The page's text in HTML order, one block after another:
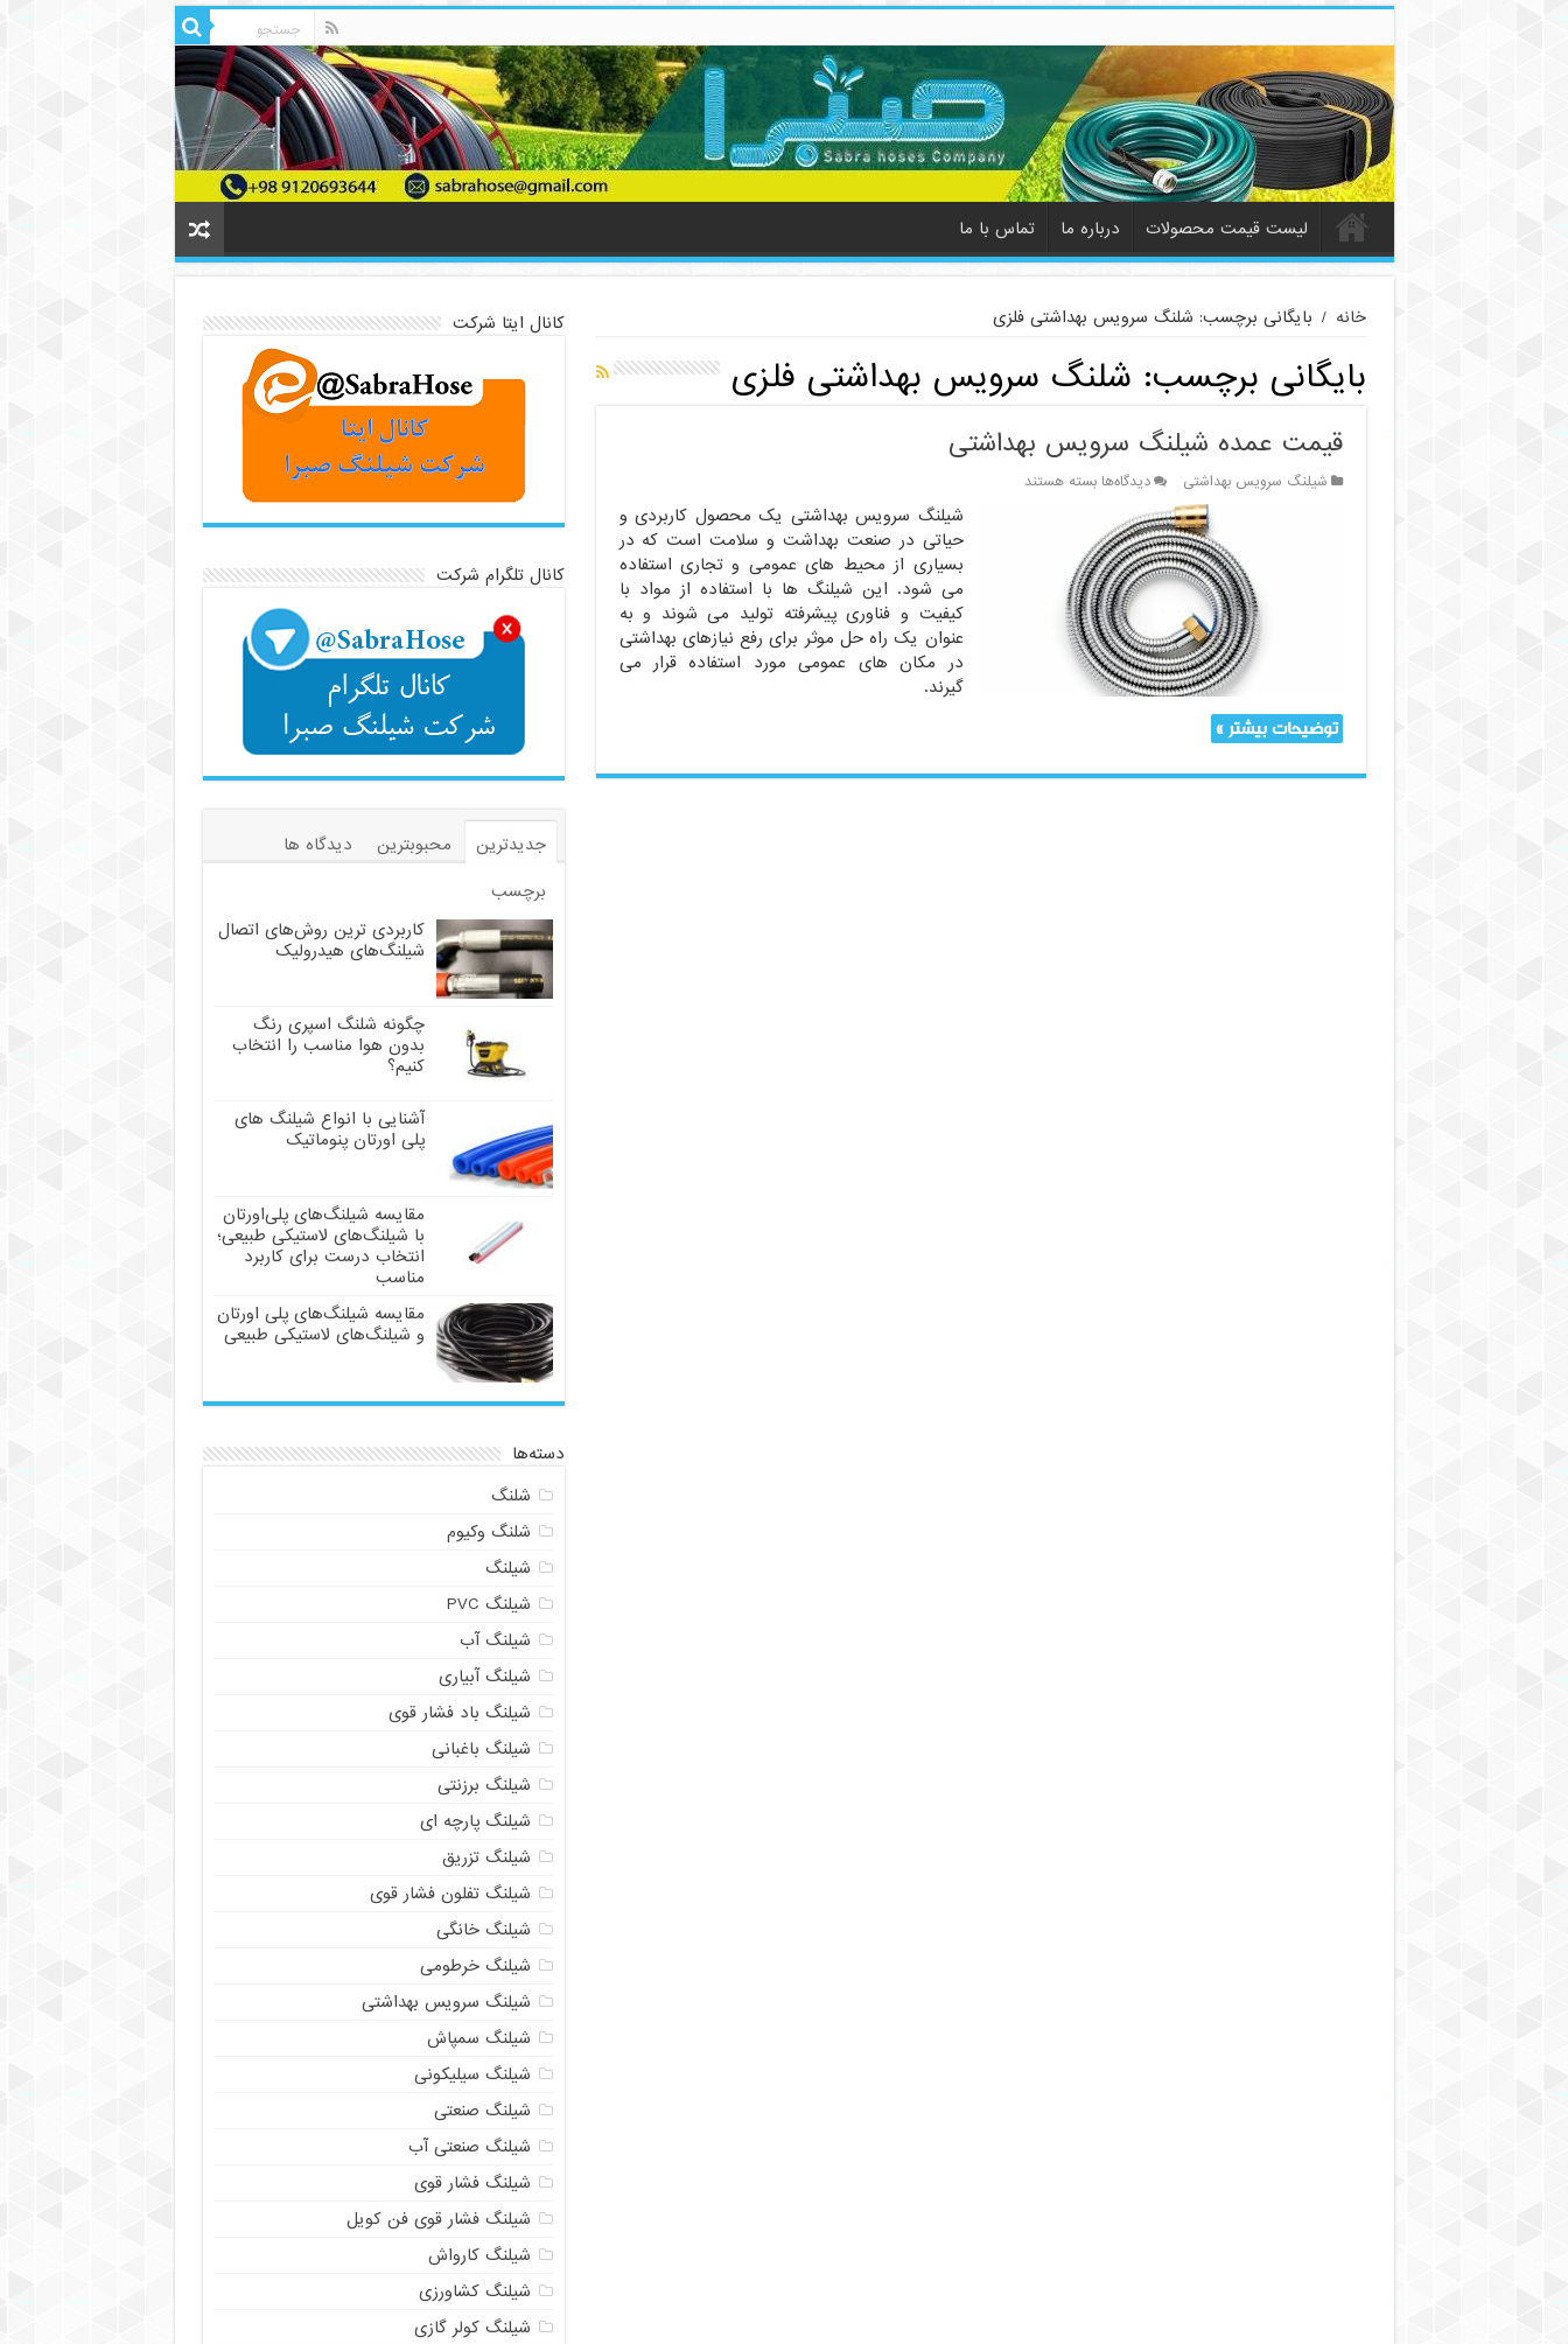
لیست قیمت محصولات درباره ما تماس با ما
خانه / بایگانی برچسب: شلنگ سرویس بهداشتی فلزی
بایگانی برچسب: شلنگ سرویس بهداشتی فلزی
قیمت عمده شیلنگ سرویس بهداشتی
شیلنگ سرویس بهداشتی دیدگاه‌هابرای
شیلنگ
سرویس
بهداشتی
بسته هستند
شیلنگ سرویس بهداشتی یک محصول کاربردی و
حیاتی در صنعت بهداشت و سلامت است که در
بسیاری از محیط های عمومی و تجاری استفاده
می شود. این شیلنگ ها با استفاده از مواد با
کیفیت و فناوری پیشرفته تولید می شوند و به
عنوان یک راه حل موثر برای رفع نیازهای بهداشتی
در مکان های عمومی مورد استفاده قرار می
گیرند.
توضیحات بیشتر »
کانال ایتا شرکت
کانال تلگرام شرکت
جدیدترین محبوبترین
دیدگاه ها
برچسب
کاربردی ترین روش‌های اتصال
شیلنگ‌های هیدرولیک
چگونه شلنگ اسپری رنگ
بدون هوا مناسب را انتخاب
کنیم؟
آشنایی با انواع شیلنگ های
پلی اورتان پنوماتیک
مقایسه شیلنگ‌های پلی‌اورتان
با شیلنگ‌های لاستیکی طبیعی؛
انتخاب درست برای کاربرد
مناسب
مقایسه شیلنگ‌های پلی اورتان
و شیلنگ‌های لاستیکی طبیعی
دسته‌ها
شلنگ
شلنگ وکیوم
شیلنگ
شیلنگ PVC
شیلنگ آب
شیلنگ آبیاری
شیلنگ باد فشار قوی
شیلنگ باغبانی
شیلنگ برزنتی
شیلنگ پارچه‌ ای
شیلنگ تزریق
شیلنگ تفلون فشار قوی
شیلنگ خانگی
شیلنگ خرطومی
شیلنگ سرویس بهداشتی
شیلنگ سمپاش
شیلنگ سیلیکونی
شیلنگ صنعتی
شیلنگ صنعتی آب
شیلنگ فشار قوی
شیلنگ فشار قوی فن کویل
شیلنگ کارواش
شیلنگ کشاورزی
شیلنگ کولر گازی